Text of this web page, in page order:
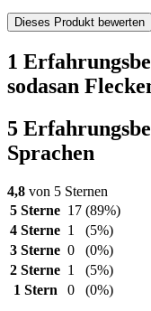
Dieses Produkt bewerten
1
sodasan
5
Sprachen
4,8 von 5 Sternen
5 Sterne 17 (89%)
4 Sterne 1
(5%)
3 Sterne 0
(0%)
2 Sterne 1
(5%)
1 Stern
0 (0%)